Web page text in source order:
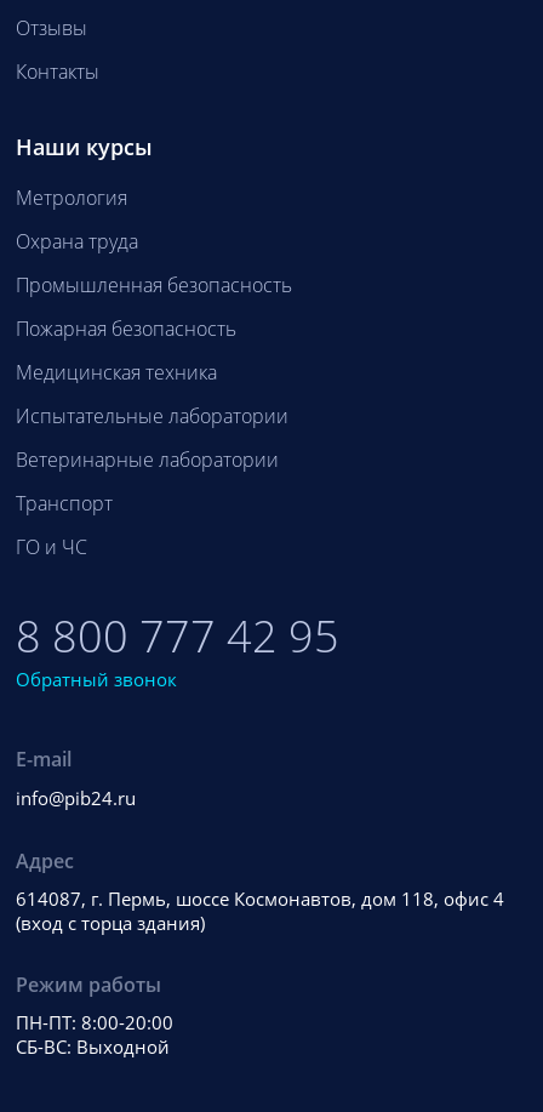
Отзывы
Контакты
Наши курсы
Метрология
Охрана труда
Промышленная безопасность
Пожарная безопасность
Медицинская техника
Испытательные лаборатории
Ветеринарные лаборатории
Транспорт
ГО и ЧС
8 800 777 42 95
Обратный звонок
E-mail
info@pib24.ru
Адрес
614087, г. Пермь, шоссе Космонавтов, дом 118, офис 4
(вход с торца здания)
Режим работы
ПН-ПТ: 8:00-20:00
СБ-ВС: Выходной